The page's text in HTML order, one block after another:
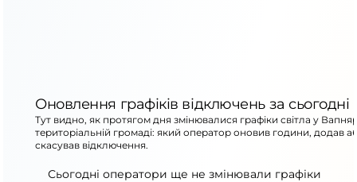
Оновлення графіків відключень за сьогодні
Тут видно, як протягом дня змінювалися графіки світла у
територіальній громаді: який оператор оновив години, додав
скасував відключення.
Сьогодні оператори ще не змінювали графіки